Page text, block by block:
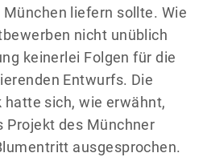
München liefern sollte. Wie
nicht unüblich
keinerlei Folgen für die
Entwurfs. Die
sich, wie erwähnt,
Projekt des Münchner
ausgesprochen.